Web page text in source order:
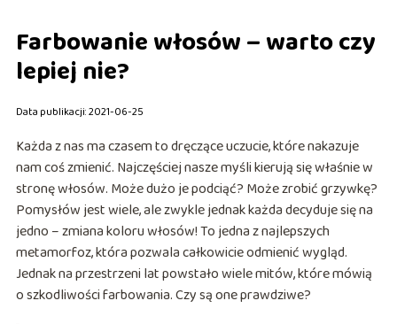
Farbowanie włosów – warto czy
lepiej nie?
Data publikacji: 2021-06-25
Każda z nas ma czasem to dręczące uczucie, które nakazuje
nam coś zmienić. Najczęściej nasze myśli kierują się właśnie w
stronę włosów. Może dużo je podciąć? Może zrobić grzywkę?
Pomysłów jest wiele, ale zwykle jednak każda decyduje się na
jedno – zmiana koloru włosów! To jedna z najlepszych
metamorfoz, która pozwala całkowicie odmienić wygląd.
Jednak na przestrzeni lat powstało wiele mitów, które mówią
o szkodliwości farbowania. Czy są one prawdziwe?